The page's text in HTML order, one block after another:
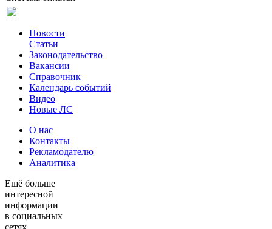
Новости
Статьи
Законодательство
Вакансии
Справочник
Календарь событий
Видео
Новые ЛС
О нас
Контакты
Рекламодателю
Аналитика
Ещё больше
интересной
информации
в социальных
сетях